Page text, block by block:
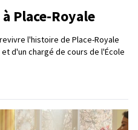
Place-Royale
l'histoire de Place-Royale
d'un chargé de cours de l'École